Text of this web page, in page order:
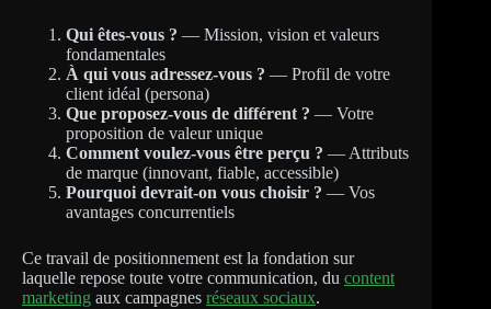
Qui êtes-vous ? — Mission, vision et valeurs
fondamentales
À qui vous adressez-vous ? — Profil de votre
client idéal (persona)
Que proposez-vous de différent ? — Votre
proposition de valeur unique
Comment voulez-vous être perçu ? — Attributs
de marque (innovant, fiable, accessible)
Pourquoi devrait-on vous choisir ? — Vos
avantages concurrentiels
Ce travail de positionnement est la fondation sur
laquelle repose toute votre communication, du content
marketing aux campagnes réseaux sociaux.